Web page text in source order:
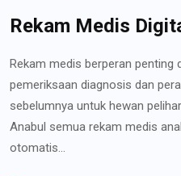
Rekam Medis
Rekam medis berperan penting
pemeriksaan diagnosis dan
sebelumnya untuk hewan
Anabul semua rekam medis
otomatis...